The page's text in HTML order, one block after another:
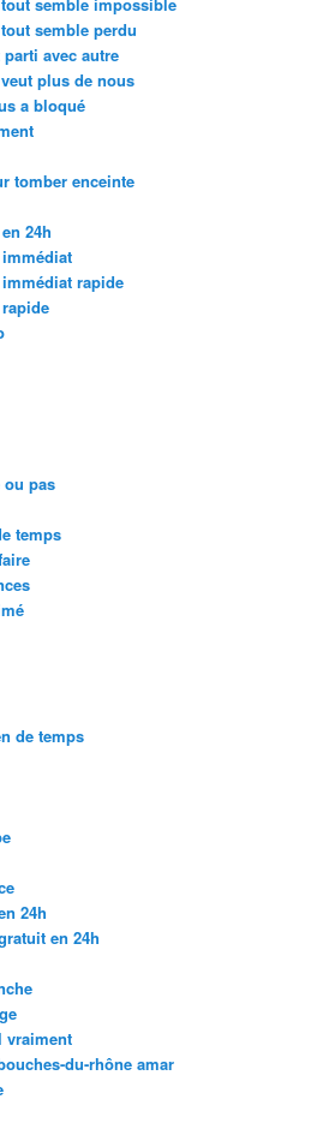
semble perdu
avec autre
plus de nous
a bloqué
tomber enceinte
24h
rapide
ou pas
temps
de temps
24h
en 24h
vraiment
du-rhône amar